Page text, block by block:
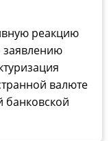
реакцию
заявлению
валюте
банковской